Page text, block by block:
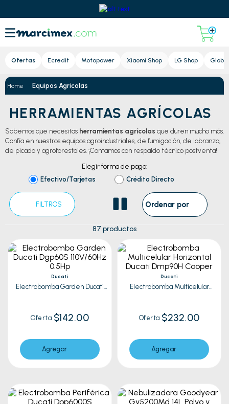
Ofertas Ecredit Motopower Xiaomi Shop LG Shop Global
Equipos Agrícolas
HERRAMIENTAS AGRÍCOLAS
Sabemos que necesitas herramientas agrícolas que duren mucho más.
Confía en nuestros equipos agroindustriales, de fumigación, de labranza,
de picado y agroforestales. ¡Contamos con respaldo técnico postventa!
Elegir forma de pago:
Efectivo/Tarjetas
Crédito Directo
FILTROS Ordenar por
87 productos
Ducati
Electrobomba Garden Ducati
Oferta $142.00
Agregar
Ducati
Electrobomba Multicelular
Oferta $232.00
Agregar